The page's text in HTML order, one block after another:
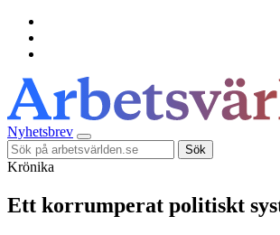
Nyhetsbrev
Sök
Krönika
Ett korrumperat politiskt